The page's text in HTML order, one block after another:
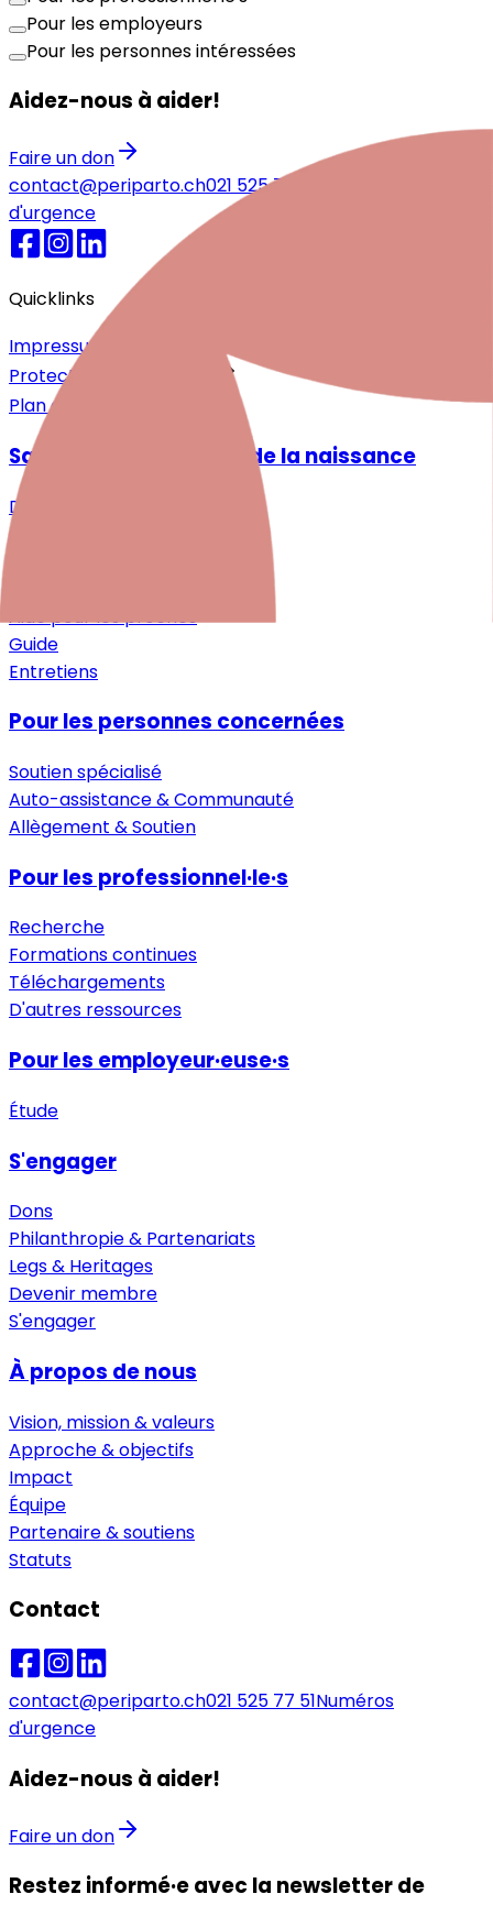
Pour les employeurs
Pour les personnes intéressées
Aidez-nous à aider!
Faire un don
contact@periparto.ch021 525 77 51
d'urgence
Quicklinks
Impressum
Protection des données
Plan du site
Santé mentale autour de la naissance
Désir d'enfant
Grossesse
Aide pour les proches
Guide
Entretiens
Pour les personnes concernées
Soutien spécialisé
Auto-assistance & Communauté
Allègement & Soutien
Pour les professionnel·le·s
Recherche
Formations continues
Téléchargements
D'autres ressources
Pour les employeur·euse·s
Étude
S'engager
Dons
Philanthropie & Partenariats
Legs & Heritages
Devenir membre
S'engager
À propos de nous
Vision, mission & valeurs
Approche & objectifs
Impact
Équipe
Partenaire & soutiens
Statuts
Contact
contact@periparto.ch021 525 77 51Numéros
d'urgence
Aidez-nous à aider!
Faire un don
Restez informé·e avec la newsletter de